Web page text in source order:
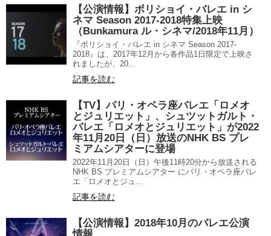
【公演情報】ボリショイ・バレエ in シ
ネマ Season 2017-2018特集上映
（Bunkamura ル・シネマ/2018年11月）
『ボリショイ・バレエ in シネマ Season 2017-
2018』は、2017年12月から各作品1日限定で上映さ
れましたが、20...
記事を読む
【TV】パリ・オペラ座バレエ「ロメオ
とジュリエット」、シュツットガルト・
バレエ「ロメオとジュリエット」が2022
年11月20日（日）放送のNHK BS プレ
ミアムシアターに登場
2022年11月20日（日）午後11時20分から放送される
NHK BS プレミアムシアター にパリ・オペラ座バレ
エ「ロメオとジュ...
記事を読む
【公演情報】2018年10月のバレエ公演